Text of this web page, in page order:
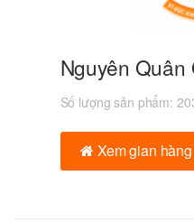
Nguyên Quân
Số lượng sản phẩm:
Xem gian hàng